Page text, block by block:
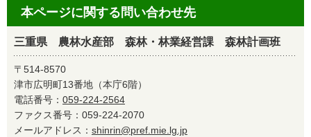
本ページに関する問い合わせ先
三重県 農林水産部 森林・林業経営課 森林計画班
〒514-8570
津市広明町13番地（本庁6階）
電話番号： 059-224-2564
ファクス番号：059-224-2070
メールアドレス： shinrin@pref.mie.lg.jp